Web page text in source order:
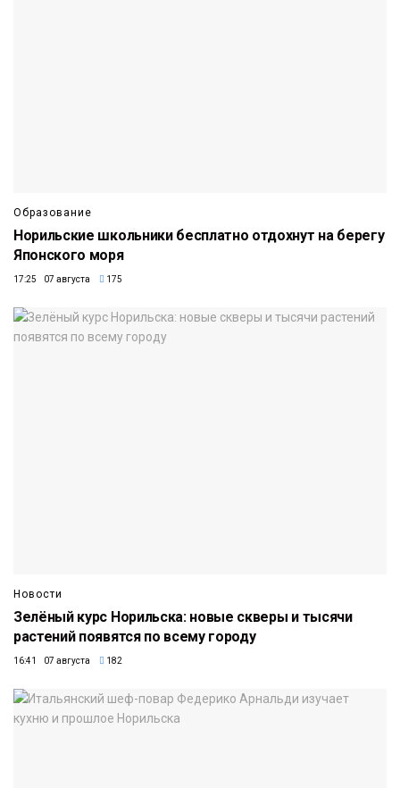
Образование
Норильские школьники бесплатно отдохнут на берегу
Японского моря
17:25 07 августа 175
Новости
Зелёный курс Норильска: новые скверы и тысячи
растений появятся по всему городу
16:41 07 августа 182